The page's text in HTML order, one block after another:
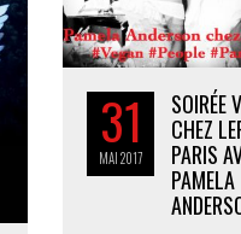
31
MAI2017
SOIRÉE
CHEZ
PARIS
PAMELA